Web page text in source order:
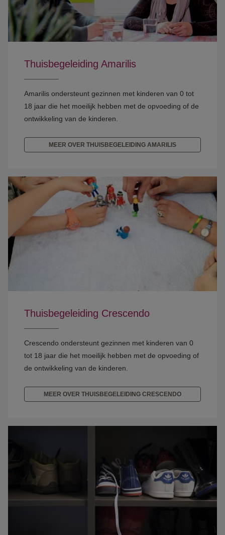
Thuisbegeleiding Amarilis
Amarilis ondersteunt gezinnen met kinderen van 0 tot
18 jaar die het moeilijk hebben met de opvoeding of de
ontwikkeling van de kinderen.
MEER OVER THUISBEGELEIDING AMARILIS
Thuisbegeleiding Crescendo
Crescendo ondersteunt gezinnen met kinderen van 0
tot 18 jaar die het moeilijk hebben met de opvoeding of
de ontwikkeling van de kinderen.
MEER OVER THUISBEGELEIDING CRESCENDO